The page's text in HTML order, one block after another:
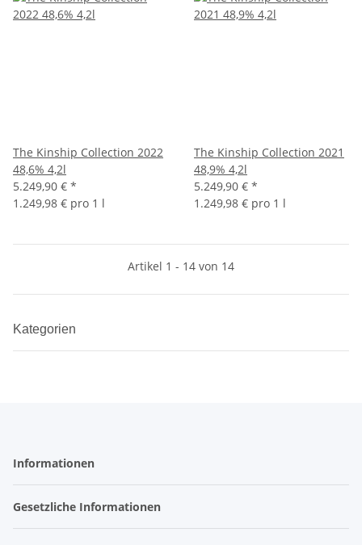
The Kinship Collection 2022
48,6% 4,2l
5.249,90 € *
1.249,98 € pro 1 l
The Kinship Collection 2021
48,9% 4,2l
5.249,90 € *
1.249,98 € pro 1 l
Artikel 1 - 14 von 14
Kategorien
Informationen
Gesetzliche Informationen